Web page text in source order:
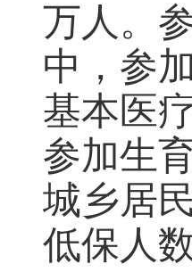
万人。
中，参
基本医
参加生
城乡居
低保人